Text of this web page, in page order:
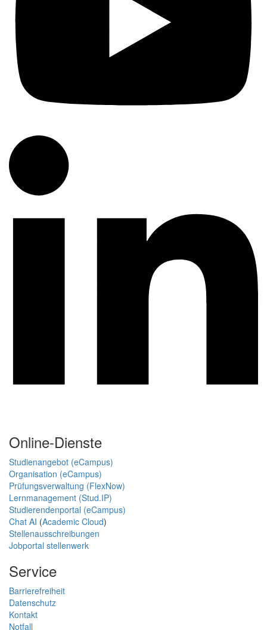
Online-Dienste
Studienangebot (eCampus)
Organisation (eCampus)
Prüfungsverwaltung (FlexNow)
Lernmanagement (Stud.IP)
Studierendenportal (eCampus)
Chat AI (Academic Cloud)
Stellenausschreibungen
Jobportal stellenwerk
Service
Barrierefreiheit
Datenschutz
Kontakt
Notfall